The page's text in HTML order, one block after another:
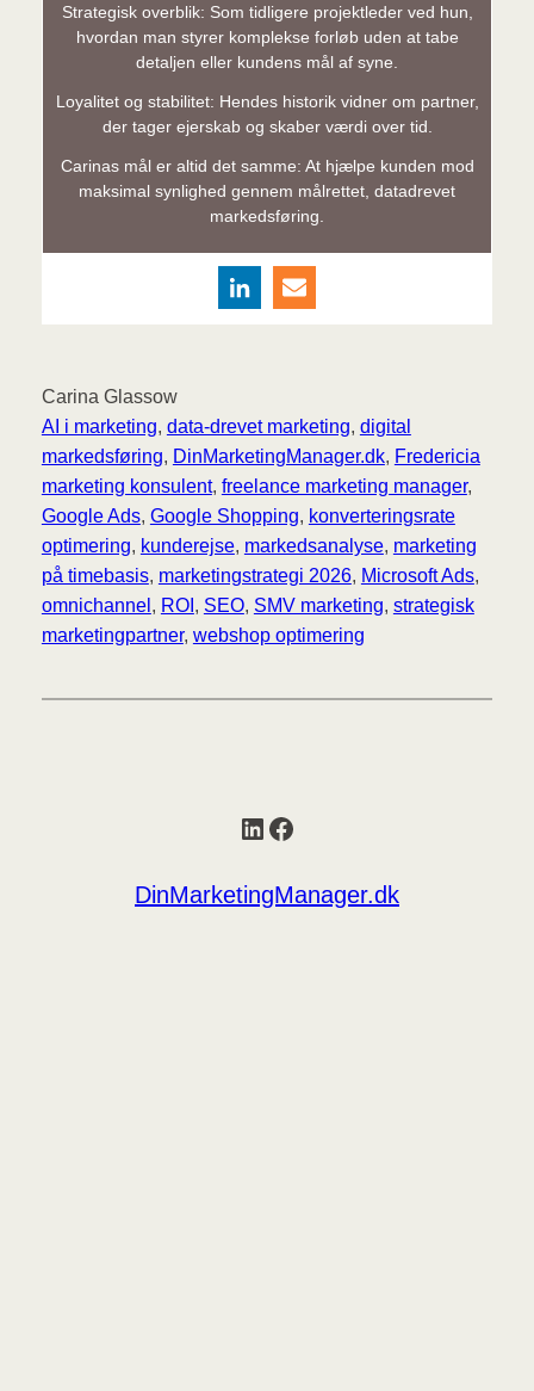
Strategisk overblik: Som tidligere projektleder ved hun,
hvordan man styrer komplekse forløb uden at tabe
detaljen eller kundens mål af syne.
Loyalitet og stabilitet: Hendes historik vidner om partner,
der tager ejerskab og skaber værdi over tid.
Carinas mål er altid det samme: At hjælpe kunden mod
maksimal synlighed gennem målrettet, datadrevet
markedsføring.
Carina Glassow
AI i marketing, data-drevet marketing, digital
markedsføring, DinMarketingManager.dk, Fredericia
marketing konsulent, freelance marketing manager
Google Ads, Google Shopping, konverteringsrate
optimering, kunderejse, markedsanalyse, marketing
på timebasis, marketingstrategi 2026, Microsoft Ads
omnichannel , ROI , SEO, SMV marketing, strategisk
marketingpartner, webshop optimering
LinkedIn
Facebook
DinMarketingManager.dk